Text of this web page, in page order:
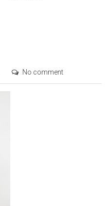
No comment